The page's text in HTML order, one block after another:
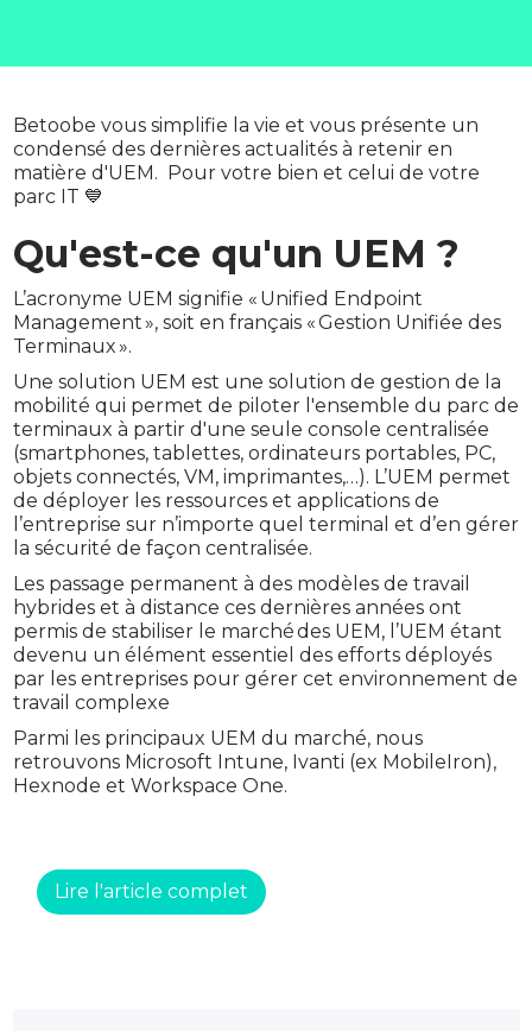
Betoobe vous simplifie la vie et vous présente un
condensé des dernières actualités à retenir en
matière d'UEM. Pour votre bien et celui de votre
parc IT 💙
Qu'est-ce qu'un UEM ?
L’acronyme UEM signifie « Unified Endpoint
Management », soit en français « Gestion Unifiée des
Terminaux ».
Une solution UEM est une solution de gestion de la
mobilité qui permet de piloter l'ensemble du parc de
terminaux à partir d'une seule console centralisée
(smartphones, tablettes, ordinateurs portables, PC,
objets connectés, VM, imprimantes,…). L’UEM permet
de déployer les ressources et applications de
l’entreprise sur n’importe quel terminal et d’en gérer
la sécurité de façon centralisée.
Les passage permanent à des modèles de travail
hybrides et à distance ces dernières années ont
permis de stabiliser le marché des UEM, l’UEM étant
devenu un élément essentiel des efforts déployés
par les entreprises pour gérer cet environnement de
travail complexe
Parmi les principaux UEM du marché, nous
retrouvons Microsoft Intune, Ivanti (ex MobileIron),
Hexnode et Workspace One.
Lire l'article complet